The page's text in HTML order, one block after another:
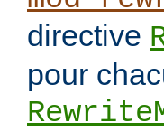
directive
pour